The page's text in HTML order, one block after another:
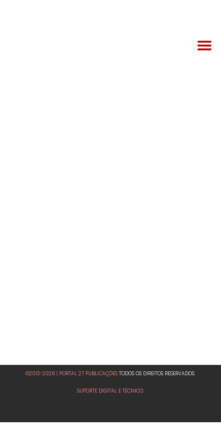
©2013-2026 | PORTAL 27 PUBLICAÇÕES TODOS OS DIREITOS RESERVADOS.
SUPORTE DIGITAL E TÉCNICO: